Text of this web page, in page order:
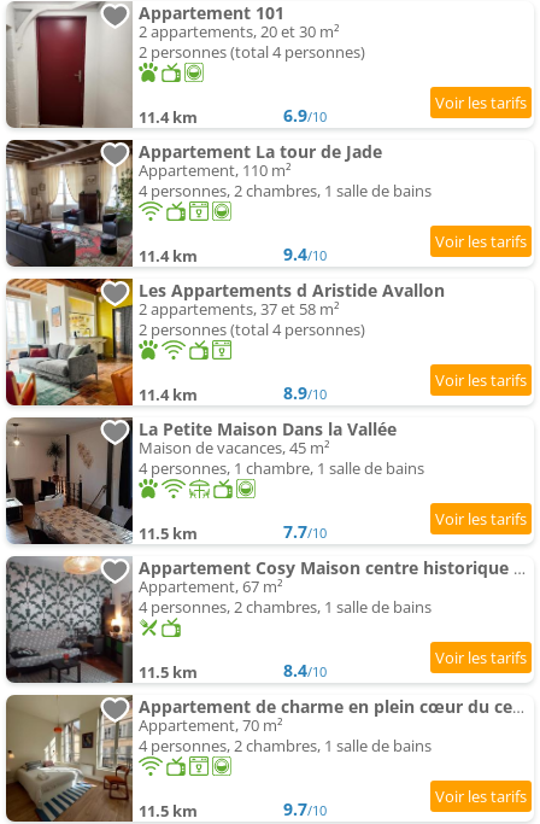
Appartement 101
2 appartements, 20 et 30 m²
2 personnes (total 4 personnes)
11.4 km 6.9/10
Appartement La tour de Jade
Appartement, 110 m²
4 personnes, 2 chambres, 1 salle de bains
11.4 km 9.4/10
Les Appartements d Aristide Avallon
2 appartements, 37 et 58 m²
2 personnes (total 4 personnes)
11.4 km 8.9/10
La Petite Maison Dans la Vallée
Maison de vacances, 45 m²
4 personnes, 1 chambre, 1 salle de bains
11.5 km 7.7/10
Appartement Cosy Maison centre historique avallon
Appartement, 67 m²
4 personnes, 2 chambres, 1 salle de bains
11.5 km 8.4/10
Appartement de charme en plein cœur du centre historique - Parking Public Gratuit -
Appartement, 70 m²
4 personnes, 2 chambres, 1 salle de bains
11.5 km 9.7/10